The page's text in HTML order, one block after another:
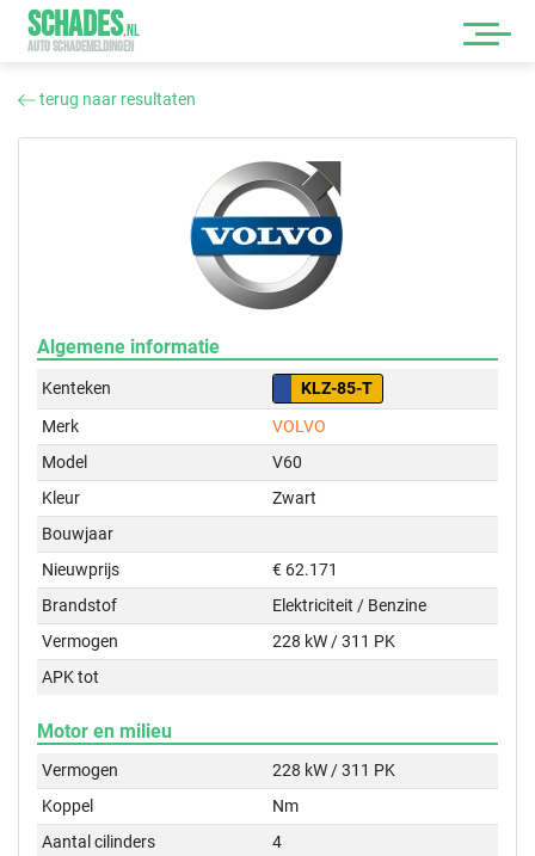
SCHADES.NL
AUTO SCHADEMELDINGEN
terug naar resultaten
Algemene informatie
Kenteken
KLZ-85-T
Merk
VOLVO
Model
V60
Kleur
Zwart
Bouwjaar
Nieuwprijs
€ 62.171
Brandstof
Elektriciteit / Benzine
Vermogen
228 kW / 311 PK
APK tot
Motor en milieu
Vermogen
228 kW / 311 PK
Koppel
Nm
Aantal cilinders
4